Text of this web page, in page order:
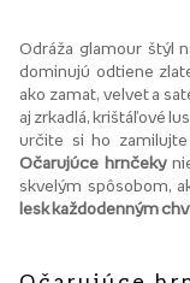
Odráža glamour štýl
dominujú odtiene
ako zamat, velvet a
aj zrkadlá, krištáľové
určite si ho zamilujte
Očarujúce hrnčeky
skvelým spôsobom,
lesk každodenným